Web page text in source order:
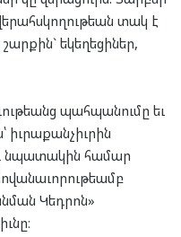
տակ է
եկեղեցիներ,
պահպանումը եւ
իւրաքանչիւրին
նպատակին համար
Կեդրոն»